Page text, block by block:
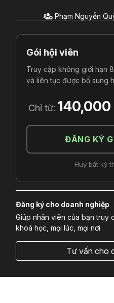
Gói hội viên
Truy cập không giới hạn
và liên tục được bổ sung
Chỉ từ: 140,000
ĐĂNG KÝ
Huỷ bất kỳ
Đăng ký cho doanh nghiệp
Giúp nhân viên của bạn truy
khoá học, mọi lúc, mọi nơi
Tư vấn cho